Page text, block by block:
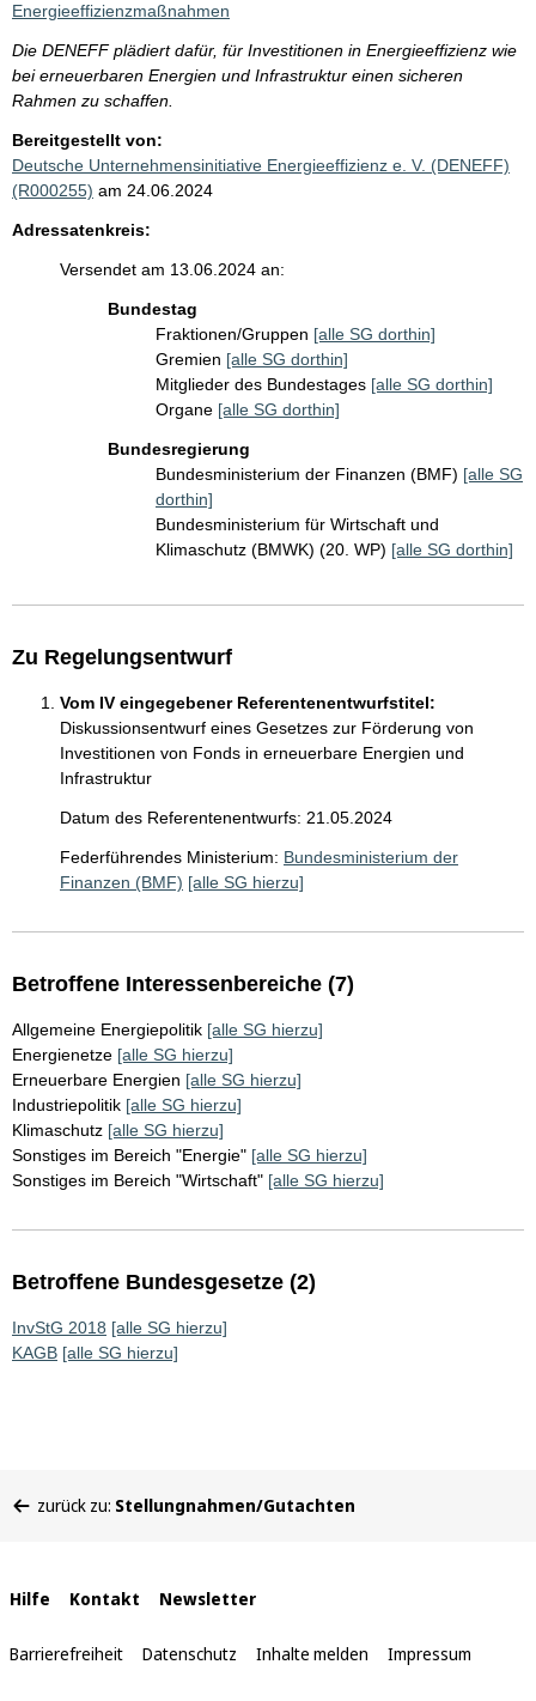
Energieeffizienzmaßnahmen
Die DENEFF plädiert dafür, für Investitionen in Energieeffizienz wie
bei erneuerbaren Energien und Infrastruktur einen sicheren
Rahmen zu schaffen.
Bereitgestellt von:
Deutsche Unternehmensinitiative Energieeffizienz e. V. (DENEFF)
(R000255) am 24.06.2024
Adressatenkreis:
Versendet am 13.06.2024 an:
Bundestag
Fraktionen/Gruppen [alle SG dorthin]
Gremien [alle SG dorthin]
Mitglieder des Bundestages [alle SG dorthin]
Organe [alle SG dorthin]
Bundesregierung
Bundesministerium der Finanzen (BMF) [alle SG
dorthin]
Bundesministerium für Wirtschaft und
Klimaschutz (BMWK) (20. WP) [alle SG dorthin]
Zu Regelungsentwurf
Vom IV eingegebener Referentenentwurfstitel:
Diskussionsentwurf eines Gesetzes zur Förderung von
Investitionen von Fonds in erneuerbare Energien und
Infrastruktur
Datum des Referentenentwurfs: 21.05.2024
Federführendes Ministerium: Bundesministerium der
Finanzen (BMF) [alle SG hierzu]
Betroffene Interessenbereiche (7)
Allgemeine Energiepolitik [alle SG hierzu]
Energienetze [alle SG hierzu]
Erneuerbare Energien [alle SG hierzu]
Industriepolitik [alle SG hierzu]
Klimaschutz [alle SG hierzu]
Sonstiges im Bereich "Energie" [alle SG hierzu]
Sonstiges im Bereich "Wirtschaft" [alle SG hierzu]
Betroffene Bundesgesetze (2)
InvStG 2018 [alle SG hierzu]
KAGB [alle SG hierzu]
befinden
zurück zu: Stellungnahmen/Gutachten
Interne
Links
Hilfe Kontakt Newsletter
Barrierefreiheit Datenschutz Inhalte melden Impressum